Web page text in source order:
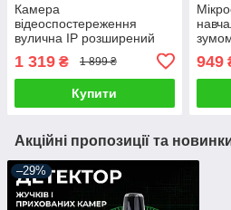
Камера
відеоспостереження
вулична ІР розширений
кут огляду нічне бачення
цілодобове
спостереження
1 319 ₴ 1 899 ₴
Купити
949
Акційні пропозиції та
–29%